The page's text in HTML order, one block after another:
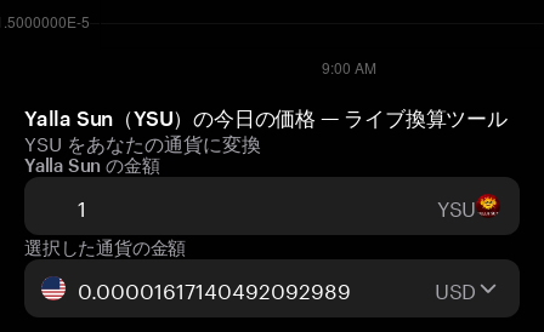
Yalla Sun（YSU）の今日の価格 — ライブ換算ツール
YSU をあなたの通貨に変換
Yalla Sun の金額
YSU
選択した通貨の金額
USD